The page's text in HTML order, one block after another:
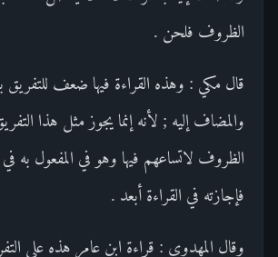
الظروف فلحن .
قال مكي : وهذه القراءة فيها ضعف للتفريق
والمضاف إليه ; لأنه إنما يجوز مثل هذا
الظروف لاتساعهم فيها وهو في المفعول به في
فإجازته في القراءة أبعد .
وقال المهدوي : قراءة ابن عامر هذه على